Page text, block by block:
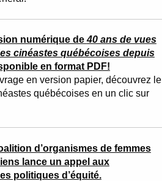
numérique de40 ans de vues
cinéastes québécoises depuis
en format PDF!
en version papier, découvrez le
québécoises en un clic sur
d’organismes de femmes
lance un appel aux
politiques d’équité.